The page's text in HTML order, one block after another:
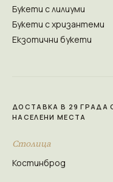
Букети с лилиуми
Букети с хризантеми
Екзотични букети
ДОСТАВКА В 29 ГРАДА
НАСЕЛЕНИ МЕСТА
Столица
Костинброд